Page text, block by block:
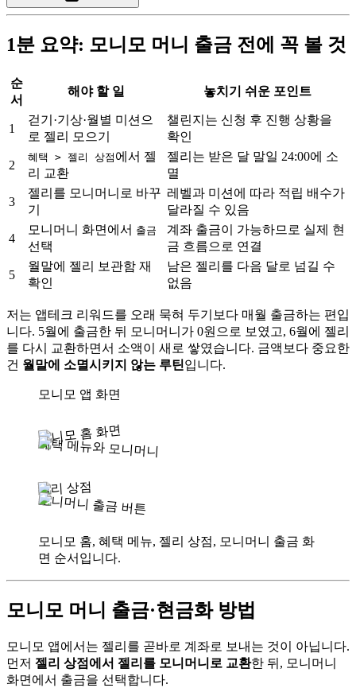
1분 요약: 모니모 머니 출금 전에 꼭 볼 것
순
서
해야 할 일 놓치기 쉬운 포인트
1
걷기·기상·월별 미션으
로 젤리 모으기
챌린지는 신청 후 진행 상황을
확인
2
혜택 > 젤리 상점 에서 젤
리 교환
젤리는 받은 달 말일 24:00에 소
멸
3
젤리를 모니머니로 바꾸
기
레벨과 미션에 따라 적립 배수가
달라질 수 있음
4
모니머니 화면에서 출금
선택
계좌 출금이 가능하므로 실제 현
금 흐름으로 연결
5
월말에 젤리 보관함 재
확인
남은 젤리를 다음 달로 넘길 수
없음
저는 앱테크 리워드를 오래 묵혀 두기보다 매월 출금하는 편입
니다. 5월에 출금한 뒤 모니머니가 0원으로 보였고, 6월에 젤리
를 다시 교환하면서 소액이 새로 쌓였습니다. 금액보다 중요한
건 월말에 소멸시키지 않는 루틴입니다.
모니모 앱 화면
모니모 홈 화면
혜택 메뉴와 모니머니
젤리 상점
모니머니 출금 버튼
모니모 홈, 혜택 메뉴, 젤리 상점, 모니머니 출금 화
면 순서입니다.
모니모 머니 출금·현금화 방법
모니모 앱에서는 젤리를 곧바로 계좌로 보내는 것이 아닙니다.
먼저 젤리 상점에서 젤리를 모니머니로 교환한 뒤, 모니머니
화면에서 출금을 선택합니다.